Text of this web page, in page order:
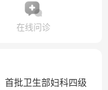
在线问诊
首批卫生部妇科四级